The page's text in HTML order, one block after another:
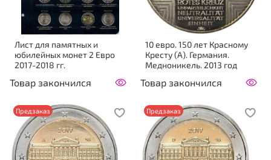
Лист для памятных и
юбилейных монет 2 Евро
2017-2018 гг.
Товар закончился
10 евро. 150 лет Красному
Кресту (А). Германия.
Медноникель. 2013 год
Товар закончился
Предзаказ Предзаказ